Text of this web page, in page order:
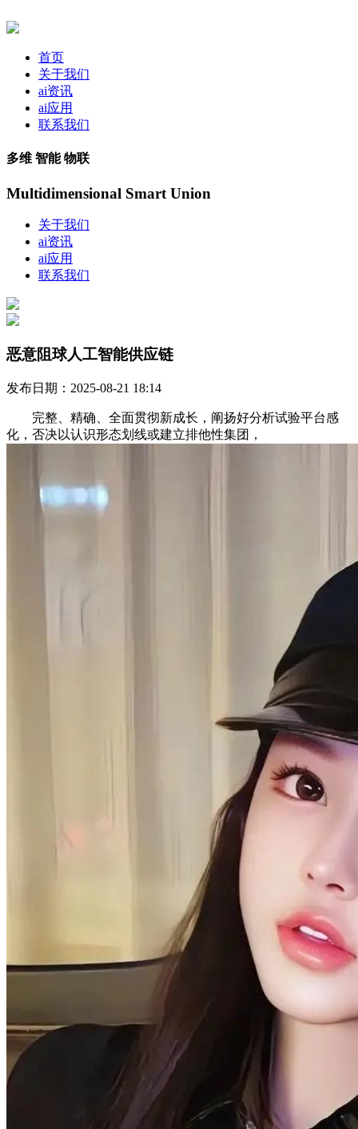
首页
关于我们
ai资讯
ai应用
联系我们
多维 智能 物联
Multidimensional Smart Union
关于我们
ai资讯
ai应用
联系我们
恶意阻球人工智能供应链
发布日期：2025-08-21 18:14
完整、精确、全面贯彻新成长，阐扬好分析试验平台感
化，否决以认识形态划线或建立排他性集团，